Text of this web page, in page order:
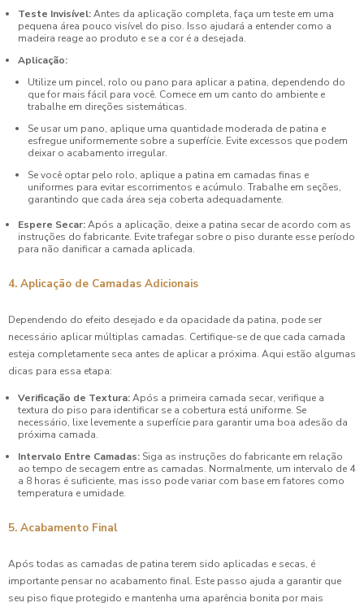
Teste Invisível:Antes da aplicação completa, faça um teste em uma
pequena área pouco visível do piso. Isso ajudará a entender como a
madeira reage ao produto e se a cor é a desejada.
Aplicação:
Utilize um pincel, rolo ou pano para aplicar a patina, dependendo do
que for mais fácil para você. Comece em um canto do ambiente e
trabalhe em direções sistemáticas.
Se usar um pano, aplique uma quantidade moderada de patina e
esfregue uniformemente sobre a superfície. Evite excessos que podem
deixar o acabamento irregular.
Se você optar pelo rolo, aplique a patina em camadas finas e
uniformes para evitar escorrimentos e acúmulo. Trabalhe em seções,
garantindo que cada área seja coberta adequadamente.
Espere Secar:Após a aplicação, deixe a patina secar de acordo com as
instruções do fabricante. Evite trafegar sobre o piso durante esse período
para não danificar a camada aplicada.
4. Aplicação de Camadas Adicionais
Dependendo do efeito desejado e da opacidade da patina, pode ser
necessário aplicar múltiplas camadas. Certifique-se de que cada camada
esteja completamente seca antes de aplicar a próxima. Aqui estão algumas
dicas para essa etapa:
Verificação de Textura:Após a primeira camada secar, verifique a
textura do piso para identificar se a cobertura está uniforme. Se
necessário, lixe levemente a superfície para garantir uma boa adesão da
próxima camada.
Intervalo Entre Camadas: Siga as instruções do fabricante em relação
ao tempo de secagem entre as camadas. Normalmente, um intervalo de 4
a 8 horas é suficiente, mas isso pode variar com base em fatores como
temperatura e umidade.
5. Acabamento Final
Após todas as camadas de patina terem sido aplicadas e secas, é
importante pensar no acabamento final. Este passo ajuda a garantir que
seu piso fique protegido e mantenha uma aparência bonita por mais